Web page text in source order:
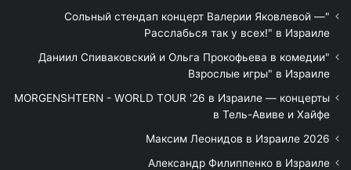
"Сольный стендап концерт Валерии Яковлевой —
Расслабься так у всех!" в Израиле
"Даниил Спиваковский и Ольга Прокофьева в комедии
Взрослые игры" в Израиле
MORGENSHTERN - WORLD TOUR '26 в Израиле — концерты
в Тель-Авиве и Хайфе
Максим Леонидов в Израиле 2026
Александр Филиппенко в Израиле